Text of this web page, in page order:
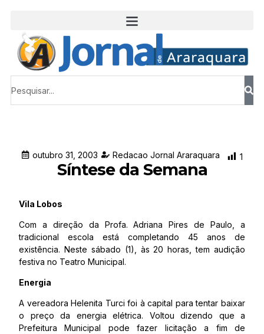
outubro 31, 2003 Redacao Jornal Araraquara 1
Síntese da Semana
Vila Lobos
Com a direção da Profa. Adriana Pires de Paulo, a
tradicional escola está completando 45 anos de
existência. Neste sábado (1), às 20 horas, tem audição
festiva no Teatro Municipal.
Energia
A vereadora Helenita Turci foi à capital para tentar baixar
o preço da energia elétrica. Voltou dizendo que a
Prefeitura Municipal pode fazer licitação a fim de